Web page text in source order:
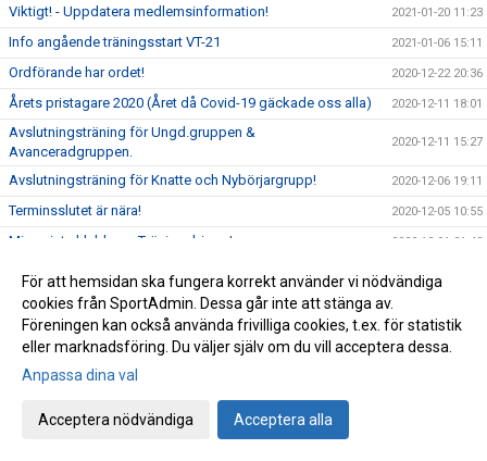
Viktigt! - Uppdatera medlemsinformation! 2021-01-20 11:23
Info angående träningsstart VT-21 2021-01-06 15:11
Ordförande har ordet! 2020-12-22 20:36
Årets pristagare 2020 (Året då Covid-19 gäckade oss alla) 2020-12-11 18:01
Avslutningsträning för Ungd.gruppen &
Avanceradgruppen.
2020-12-11 15:27
Avslutningsträning för Knatte och Nybörjargrupp! 2020-12-06 19:11
Terminsslutet är nära! 2020-12-05 10:55
Missa inte klubbens Träningsbingo! 2020-12-01 21:48
Ny uppdaterad info kring Covid-19 och vår träning HT-20! 2020-11-24 21:02
Ny info angående träning och träningstider!
Uppdaterad info kring Covid-19 2020-10-31 12:32
Resultat Bohus-dal Cup
För att hemsidan ska fungera korrekt använder vi nödvändiga
cookies från SportAdmin. Dessa går inte att stänga av.
Föreningen kan också använda frivilliga cookies, t.ex. för statistik
eller marknadsföring. Du väljer själv om du vill acceptera dessa.
Anpassa dina val
Acceptera nödvändiga Acceptera alla